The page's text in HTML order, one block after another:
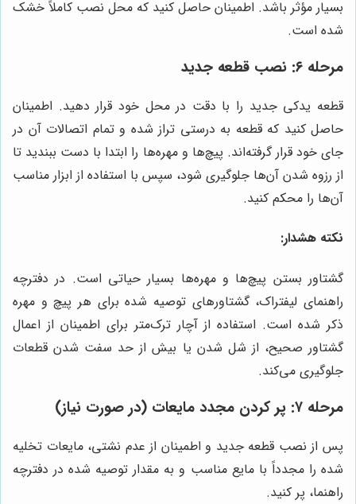
بسیار مؤثر باشد. اطمینان حاصل کنید که محل نصب کاملاً خشک
شده است.
مرحله ۶: نصب قطعه جدید
قطعه یدکی جدید را با دقت در محل خود قرار دهید. اطمینان
حاصل کنید که قطعه به درستی تراز شده و تمام اتصالات آن در
جای خود قرار گرفته‌اند. پیچ‌ها و مهره‌ها را ابتدا با دست ببندید تا
از رزوه شدن آن‌ها جلوگیری شود، سپس با استفاده از ابزار مناسب
آن‌ها را محکم کنید.
نکته هشدار:
گشتاور بستن پیچ‌ها و مهره‌ها بسیار حیاتی است. در دفترچه
راهنمای لیفتراک، گشتاورهای توصیه شده برای هر پیچ و مهره
ذکر شده است. استفاده از آچار ترک‌متر برای اطمینان از اعمال
گشتاور صحیح، از شل شدن یا بیش از حد سفت شدن قطعات
جلوگیری می‌کند.
مرحله ۷: پر کردن مجدد مایعات (در صورت نیاز)
پس از نصب قطعه جدید و اطمینان از عدم نشتی، مایعات تخلیه
شده را مجدداً با مایع مناسب و به مقدار توصیه شده در دفترچه
راهنما، پر کنید.